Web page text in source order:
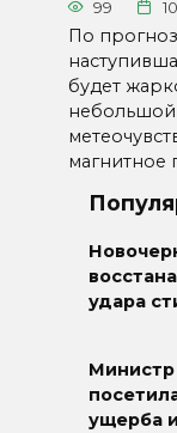
99
По
будет
небольшой
магнитное
удара
ущерба